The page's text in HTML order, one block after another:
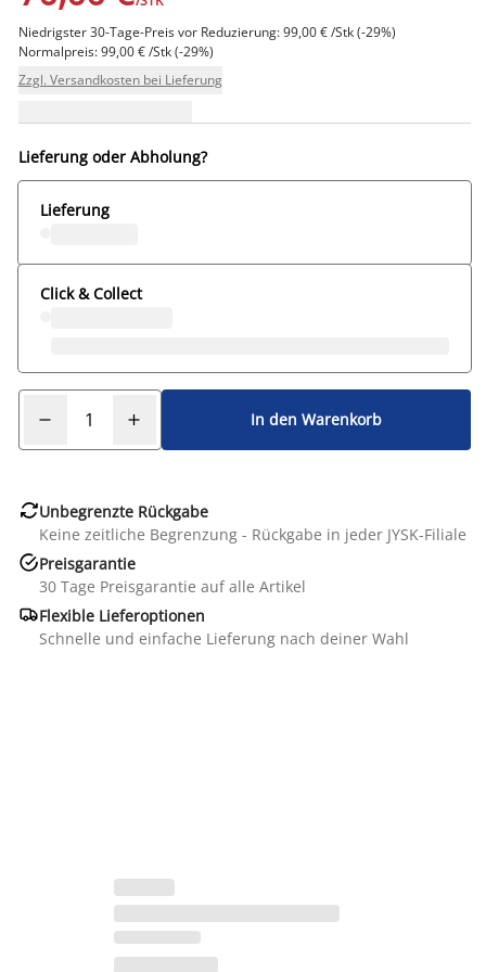
Niedrigster 30-Tage-Preis vor Reduzierung: 99,00 € /Stk (-29%)
Normalpreis: 99,00 € /Stk (-29%)
Zzgl. Versandkosten bei Lieferung
Lieferung oder Abholung?
Lieferung
Click & Collect
In den Warenkorb
Unbegrenzte Rückgabe
Keine zeitliche Begrenzung - Rückgabe in jeder JYSK-Filiale
Preisgarantie
30 Tage Preisgarantie auf alle Artikel
Flexible Lieferoptionen
Schnelle und einfache Lieferung nach deiner Wahl